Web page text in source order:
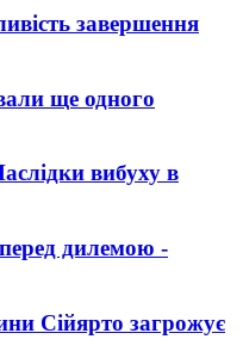
завершення
ще одного
вибуху в
дилемою -
Сійярто загрожує